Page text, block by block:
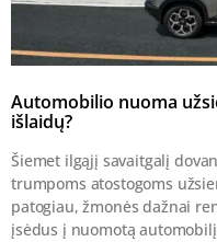
Automobilio nuoma
išlaidų?
Šiemet ilgąjį savaitgalį
trumpoms atostogoms
patogiau, žmonės dažnai
įsėdus į nuomotą